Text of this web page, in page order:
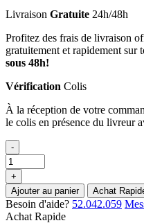
Livraison Gratuite 24h/48h
Profitez des frais de livraison
gratuitement et rapidement sur
sous 48h!
Vérification Colis
À la réception de votre
le colis en présence du livreur
-
+
Ajouter au panier
Achat
Besoin d'aide? 52.042.059
Achat Rapide